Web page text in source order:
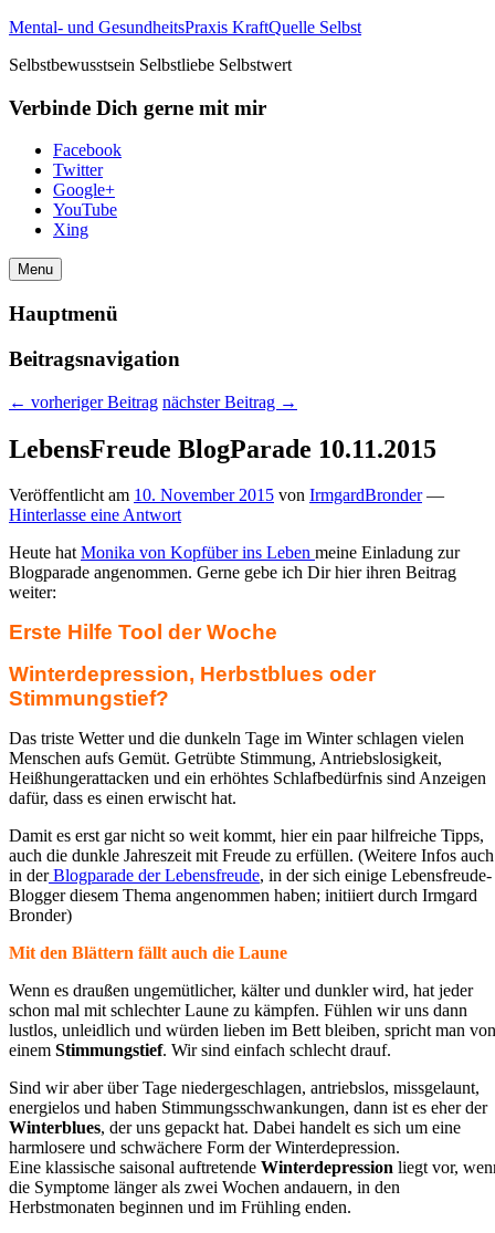
Mental- und GesundheitsPraxis KraftQuelle Selbst
Selbstbewusstsein Selbstliebe Selbstwert
Verbinde Dich gerne mit mir
Facebook
Twitter
Google+
YouTube
Xing
Menu
Hauptmenü
Beitragsnavigation
← vorheriger Beitrag nächster Beitrag →
LebensFreude BlogParade 10.11.2015
Veröffentlicht am 10. November 2015 von IrmgardBronder —
Hinterlasse eine Antwort
Heute hatMonika von Kopfüber ins Leben meine Einladung zur
Blogparade angenommen. Gerne gebe ich Dir hier ihren Beitrag
weiter:
Erste Hilfe Tool der Woche
Winterdepression, Herbstblues oder
Stimmungstief?
Das triste Wetter und die dunkeln Tage im Winter schlagen vielen
Menschen aufs Gemüt. Getrübte Stimmung, Antriebslosigkeit,
Heißhungerattacken und ein erhöhtes Schlafbedürfnis sind Anzeigen
dafür, dass es einen erwischt hat.
Damit es erst gar nicht so weit kommt, hier ein paar hilfreiche Tipps,
auch die dunkle Jahreszeit mit Freude zu erfüllen. (Weitere Infos auch
in derBlogparade der Lebensfreude, in der sich einige Lebensfreude-
Blogger diesem Thema angenommen haben; initiiert durch Irmgard
Bronder)
Mit den Blättern fällt auch die Laune
Wenn es draußen ungemütlicher, kälter und dunkler wird, hat jeder
schon mal mit schlechter Laune zu kämpfen. Fühlen wir uns dann
lustlos, unleidlich und würden lieben im Bett bleiben, spricht man von
einem Stimmungstief. Wir sind einfach schlecht drauf.
Sind wir aber über Tage niedergeschlagen, antriebslos, missgelaunt,
energielos und haben Stimmungsschwankungen, dann ist es eher der
Winterblues, der uns gepackt hat. Dabei handelt es sich um eine
harmlosere und schwächere Form der Winterdepression.
Eine klassische saisonal auftretende Winterdepression liegt vor,
die Symptome länger als zwei Wochen andauern, in den
Herbstmonaten beginnen und im Frühling enden.